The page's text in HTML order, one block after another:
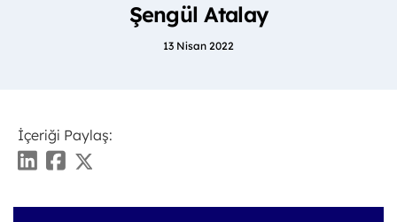
Şengül Atalay
13 Nisan 2022
İçeriği Paylaş: